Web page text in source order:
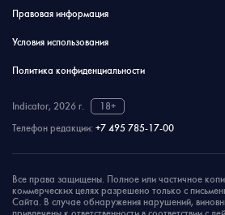
Правовая информация
Условия использования
Политика конфиденциальности
Indicator, 2026 г.
18+
Телефон редакции: +7 495 785-17-00
Все права защищены. Полное или частичное
коммерческих целях разрешено только с
Сайта. В случае обнаружения нарушений,